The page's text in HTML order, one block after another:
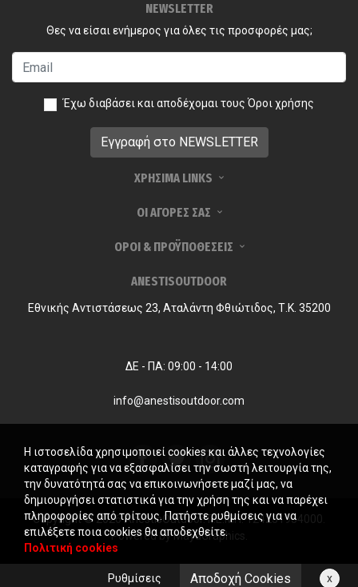
NEWSLETTER
Θες να είσαι ενήμερος για όλες τις προσφορές μας;
Έχω διαβάσει και αποδέχομαι τους Όροι χρήσης
ΧΡΗΣΙΜΑ LINKS
ΟΙ ΑΓΟΡΕΣ ΣΑΣ
ΟΡΟΙ & ΠΡΟΫΠΟΘΕΣΕΙΣ
ANESTISOUTDOOR
Εθνικής Αντιστάσεως 23, Αταλάντη Φθιώτιδος, Τ.Κ. 35200
ΔΕ - ΠΑ: 09:00 - 14:00
info@anestisoutdoor.com
Copyright © 2026 AnestisOutdoor. Γ.Ε.ΜΗ. 124231954000.
Powered byMayaGraphics
Η ιστοσελίδα χρησιμοποιεί cookies και άλλες τεχνολογίες
καταγραφής για να εξασφαλίσει την σωστή λειτουργία της,
την δυνατότητά σας να επικοινωνήσετε μαζί μας, να
δημιουργήσει στατιστικά για την χρήση της και να παρέχει
πληροφορίες από τρίτους. Πατήστε ρυθμίσεις για να
επιλέξετε ποια cookies θα αποδεχθείτε.
Πολιτική cookies
Ρυθμίσεις Αποδοχή Cookies x